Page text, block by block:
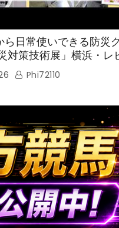
ら日常使いできる防災
対策技術展」横浜・レ
荷智也］
Phi72110